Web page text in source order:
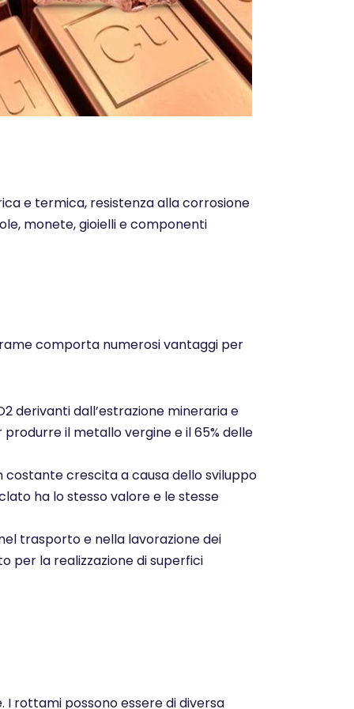
e termica, resistenza alla corrosione
monete, gioielli e componenti
comporta numerosi vantaggi per
derivanti dall’estrazione mineraria e
il metallo vergine e il 65% delle
costante crescita a causa dello sviluppo
ha lo stesso valore e le stesse
trasporto e nella lavorazione dei
per la realizzazione di superfici
rottami possono essere di diversa